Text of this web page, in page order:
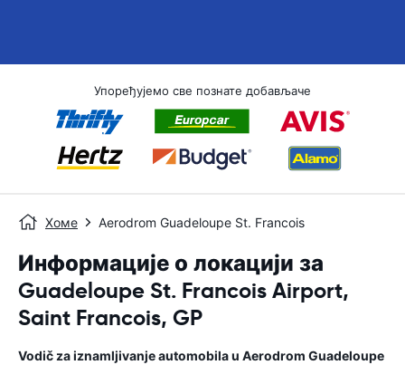
Упоређујемо све познате добављаче
Хоме Aerodrom Guadeloupe St. Francois
Информације о локацији за
Guadeloupe St. Francois Airport,
Saint Francois, GP
Vodič za iznamljivanje automobila u Aerodrom Guadeloupe